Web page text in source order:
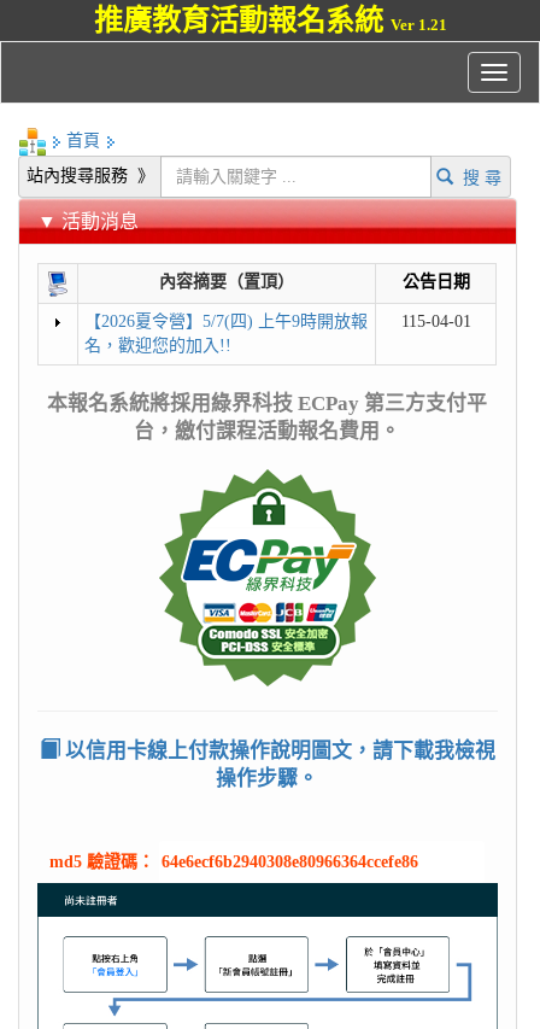
推廣教育活動報名系統 Ver 1.21
首頁
站內搜尋服務 》
搜 尋
▼ 活動消息
內容摘要（置頂） 公告日期
【2026夏令營】5/7(四) 上午9時開放報
名，歡迎您的加入!!
115-04-01
本報名系統將採用綠界科技 ECPay 第三方支付平
台，繳付課程活動報名費用。
以信用卡線上付款操作說明圖文，請下載我檢視
操作步驟。
md5 驗證碼：